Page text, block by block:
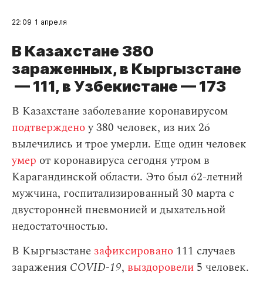
22:09 1 апреля
В Казахстане 380
зараженных, в Кыргызстане
— 111, в Узбекистане — 173
В Казахстане заболевание коронавирусом
подтвержденоу 380 человек, из них 26
вылечились и трое умерли. Еще один человек
умер от коронавируса сегодня утром в
Карагандинской области. Это был 62-летний
мужчина, госпитализированный 30 марта с
двусторонней пневмонией и дыхательной
недостаточностью.
В Кыргызстане зафиксировано 111 случаев
заражения СOVID-19, выздоровели 5 человек.